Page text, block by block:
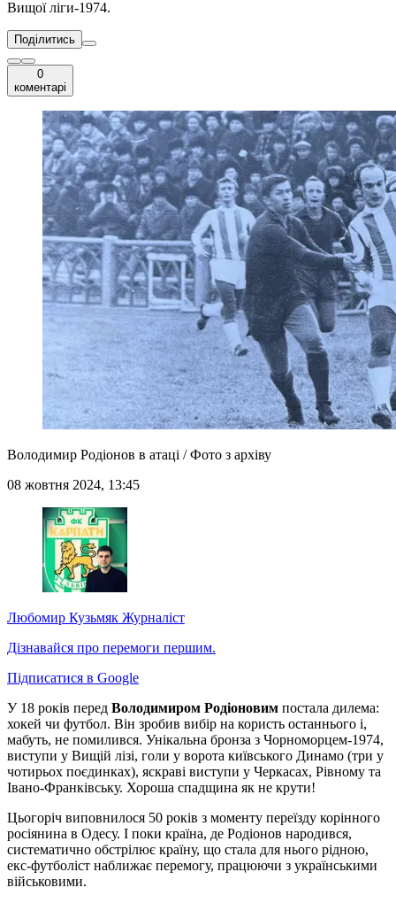
Вищої ліги-1974.
Поділитись
0
коментарі
Володимир Родіонов в атаці / Фото з архіву
08 жовтня 2024, 13:45
Любомир Кузьмяк Журналіст
Дізнавайся про перемоги першим.
Підписатися в Google
У 18 років перед Володимиром Родіоновим постала дилема:
хокей чи футбол. Він зробив вибір на користь останнього і,
мабуть, не помилився. Унікальна бронза з Чорноморцем-1974,
виступи у Вищій лізі, голи у ворота київського Динамо (три у
чотирьох поєдинках), яскраві виступи у Черкасах, Рівному та
Івано-Франківську. Хороша спадщина як не крути!
Цьогоріч виповнилося 50 років з моменту переїзду корінного
росіянина в Одесу. І поки країна, де Родіонов народився,
систематично обстрілює країну, що стала для нього рідною,
екс-футболіст наближає перемогу, працюючи з українськими
військовими.